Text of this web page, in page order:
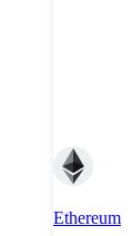
Ethereum